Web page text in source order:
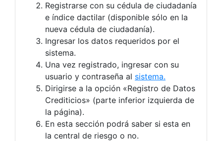
Registrarse con su cédula de ciudadanía
e índice dactilar (disponible sólo en la
nueva cédula de ciudadanía).
Ingresar los datos requeridos por el
sistema.
Una vez registrado, ingresar con su
usuario y contraseña al sistema.
Dirigirse a la opción «Registro de Datos
Crediticios» (parte inferior izquierda de
la página).
En esta sección podrá saber si esta en
la central de riesgo o no.